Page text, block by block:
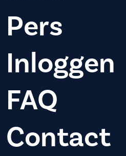
Pers
Inloggen
FAQ
Contact